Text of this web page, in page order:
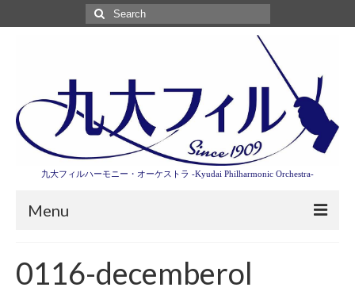
Search
for:
九大フィルハーモニー・オーケストラ -Kyudai Philharmonic Orchestra-
Menu
演奏会情報
0116-decemberol